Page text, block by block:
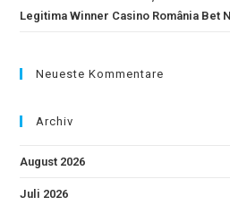
Legitima Winner Casino România Bet
Neueste Kommentare
Archiv
August 2026
Juli 2026